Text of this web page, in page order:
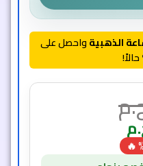
الذهبيةواحصل على
حالاً!